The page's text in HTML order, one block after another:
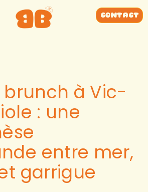
Contact
à Vic-
: une
entre mer,
garrigue